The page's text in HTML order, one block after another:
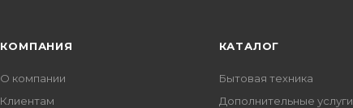
КОМПАНИЯ
О компании
Клиентам
КАТАЛОГ
Бытовая техника
Дополнительные услуги